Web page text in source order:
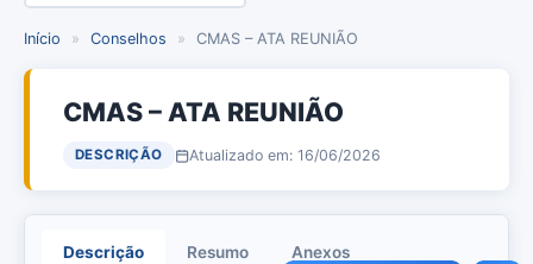
Início » Conselhos » CMAS – ATA REUNIÃO
CMAS – ATA REUNIÃO
DESCRIÇÃO Atualizado em: 16/06/2026
Descrição Resumo Anexos